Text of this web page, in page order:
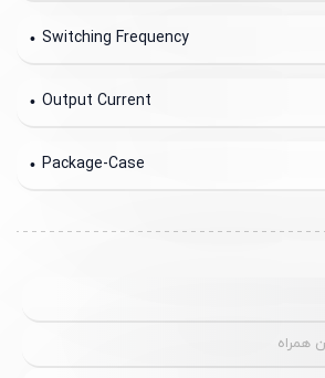
Switching Frequency
Output Current
Package-Case